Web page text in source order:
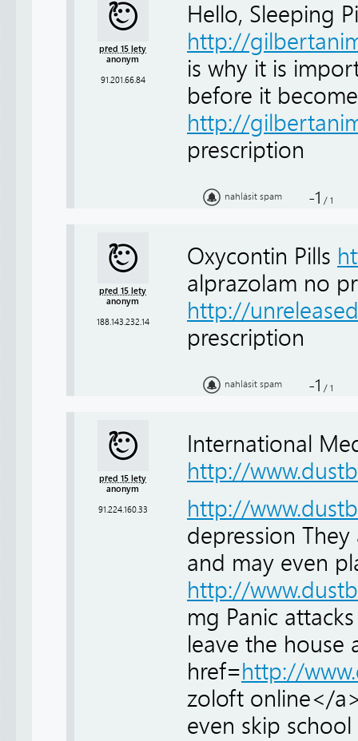
před 15 lety
anonym
91.201.66.84
Hello, Sleeping
http://
is why it is
before it
http://
prescription
nahlásit spam -1 / 1
před 15 lety
anonym
188.143.232.14
Oxycontin Pills
alprazolam no
http://
prescription
nahlásit spam -1 / 1
před 15 lety
anonym
91.224.160.33
International
http://
http://
depression
and may even
http://
mg Panic
leave the house
href=http://
zoloft online</
even skip